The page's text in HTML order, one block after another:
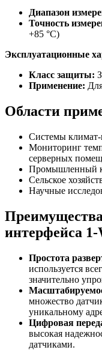
Диапазон
Точность
+85 °C)
Эксплуатационные
Класс защиты:
Применение:
Области
Системы
Мониторинг
серверных
Промышленный
Сельское
Научные
интерфейса
Простота
используется
значительно
множество
уникальному
Цифровая
высокая
датчиками.